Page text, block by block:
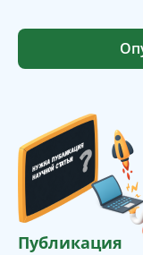
Публикация